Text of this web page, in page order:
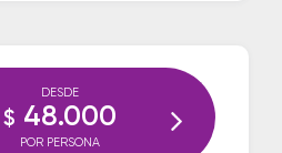
DESDE
$ 48.000
POR PERSONA